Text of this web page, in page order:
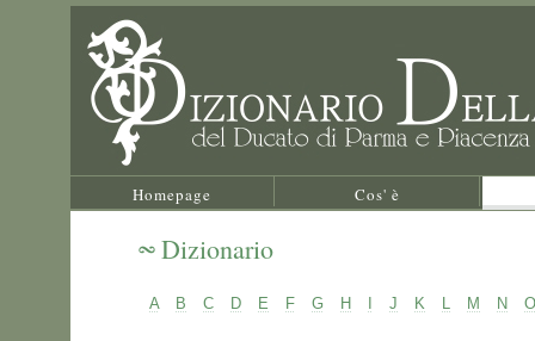
Homepage Cos' è
Dizionario
A B C D E F G H J K L M N O